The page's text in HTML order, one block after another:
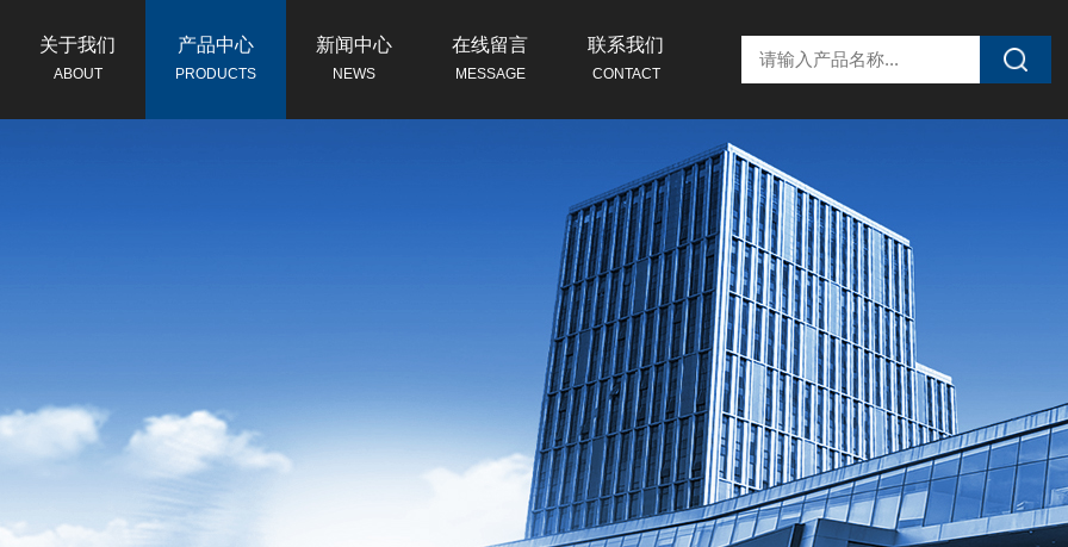
关于我们
ABOUT
产品中心
PRODUCTS
新闻中心
NEWS
在线留言
MESSAGE
联系我们
CONTACT